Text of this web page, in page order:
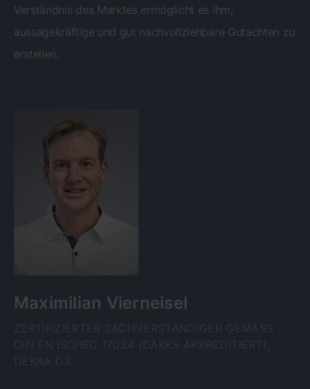
Verständnis des Marktes ermöglicht es ihm,
aussagekräftige und gut nachvollziehbare Gutachten zu
erstellen.
Maximilian Vierneisel